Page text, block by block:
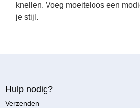
knellen. Voeg moeiteloos een
je stijl.
Hulp nodig?
Verzenden